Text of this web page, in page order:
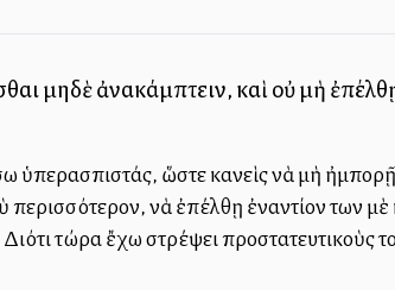
μηδὲ ἀνακάμπτειν, καὶ οὐ μὴ
ὑπερασπιστάς, ὥστε κανεὶς νὰ μὴ ἠμπορῇ
νὰ ἐπέλθῃ ἐναντίον των μὲ
τώρα ἔχω στρέψει προστατευτικοὺς